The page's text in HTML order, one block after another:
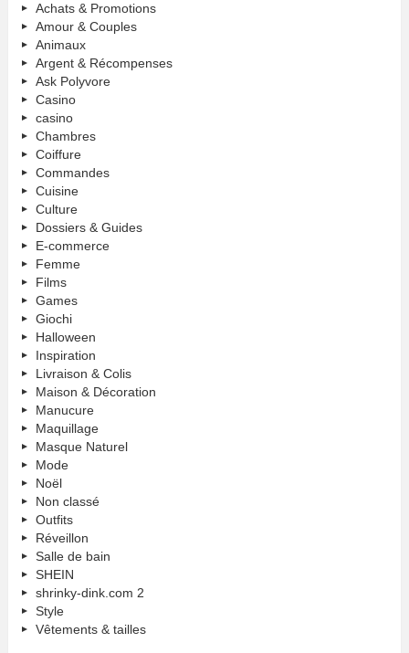
Achats & Promotions
Amour & Couples
Animaux
Argent & Récompenses
Ask Polyvore
Casino
casino
Chambres
Coiffure
Commandes
Cuisine
Culture
Dossiers & Guides
E-commerce
Femme
Films
Games
Giochi
Halloween
Inspiration
Livraison & Colis
Maison & Décoration
Manucure
Maquillage
Masque Naturel
Mode
Noël
Non classé
Outfits
Réveillon
Salle de bain
SHEIN
shrinky-dink.com 2
Style
Vêtements & tailles